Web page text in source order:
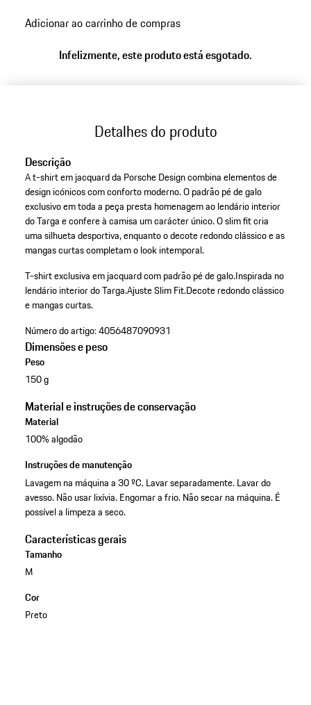
Adicionar ao carrinho de compras
Infelizmente, este produto está esgotado.
Detalhes do produto
Descrição
A t-shirt em jacquard da Porsche Design combina elementos de
design icónicos com conforto moderno. O padrão pé de galo
exclusivo em toda a peça presta homenagem ao lendário interior
do Targa e confere à camisa um carácter único. O slim fit cria
uma silhueta desportiva, enquanto o decote redondo clássico e as
mangas curtas completam o look intemporal.
T-shirt exclusiva em jacquard com padrão pé de galo.Inspirada no
lendário interior do Targa.Ajuste Slim Fit.Decote redondo clássico
e mangas curtas.
Número do artigo:4056487090931
Dimensões e peso
Peso
150 g
Material e instruções de conservação
Material
100% algodão
Instruções de manutenção
Lavagem na máquina a 30 ºC. Lavar separadamente. Lavar do
avesso. Não usar lixívia. Engomar a frio. Não secar na máquina. É
possível a limpeza a seco.
Características gerais
Tamanho
M
Cor
Preto